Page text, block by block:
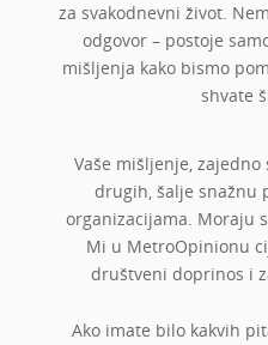
za svakodnevni život.
odgovor – postoje
mišljenja kako bismo
shvate
Vaše mišljenje,
drugih, šalje snažnu
organizacijama. Moraju
Mi u MetroOpinionu
društveni doprinos i
Ako imate bilo kakvih